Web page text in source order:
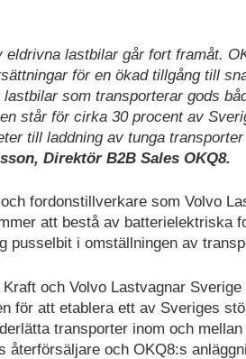
eldrivna lastbilar går fort framåt.
för en ökad tillgång till
som transporterar gods
står för cirka 30 procent av
till laddning av tunga
Direktör B2B Sales OKQ8.
fordonstillverkare som Volvo
att bestå av batterielektriska
pusselbit i omställningen av
och Volvo Lastvagnar
för att etablera ett av Sveriges
transporter inom och
återförsäljare och OKQ8:s